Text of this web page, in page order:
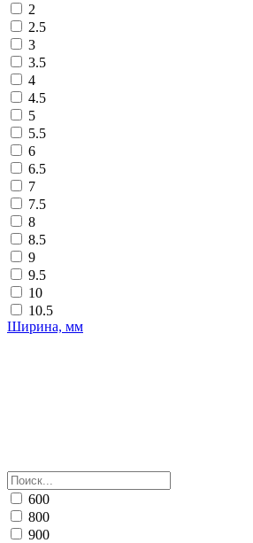
2
2.5
3
3.5
4
4.5
5
5.5
6
6.5
7
7.5
8
8.5
9
9.5
10
10.5
Ширина, мм
600
800
900